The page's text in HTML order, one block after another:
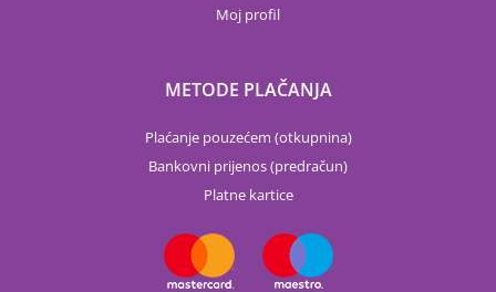
Moj profil
METODE PLAČANJA
Plaćanje pouzećem (otkupnina)
Bankovni prijenos (predračun)
Platne kartice